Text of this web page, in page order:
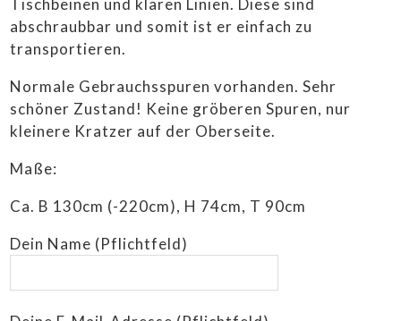
abschraubbar und somit ist er einfach zu
transportieren.
Normale Gebrauchsspuren vorhanden. Sehr
schöner Zustand! Keine gröberen Spuren, nur
kleinere Kratzer auf der Oberseite.
Maße:
Ca. B 130cm (-220cm), H 74cm, T 90cm
Dein Name (Pflichtfeld)